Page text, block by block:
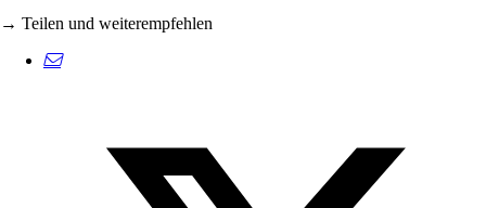
→ Teilen und weiterempfehlen